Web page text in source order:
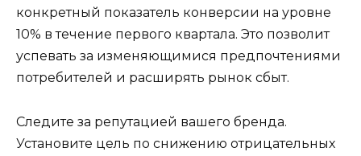
конкретный показатель конверсии на уровне
10% в течение первого квартала. Это позволит
успевать за изменяющимися предпочтениями
потребителей и расширять рынок сбыт.
Следите за репутацией вашего бренда.
Установите цель по снижению отрицательных